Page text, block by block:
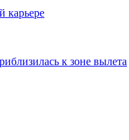
карьере
к зоне вылета